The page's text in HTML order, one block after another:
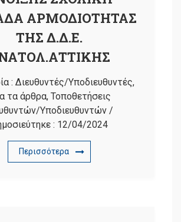
ΑΡΜΟΔΙΟΤΗΤΑΣ
ΤΗΣ Δ.Δ.Ε.
: Διευθυντές/Υποδιευθυντές,
τα άρθρα, Τοποθετήσεις
Υποδιευθυντών /
: 12/04/2024
Περισσότερα